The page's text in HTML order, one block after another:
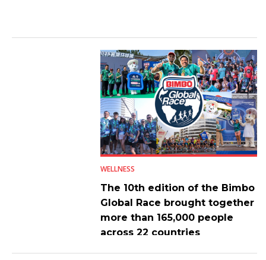
WELLNESS
The 10th edition of the Bimbo
Global Race brought together
more than 165,000 people
across 22 countries